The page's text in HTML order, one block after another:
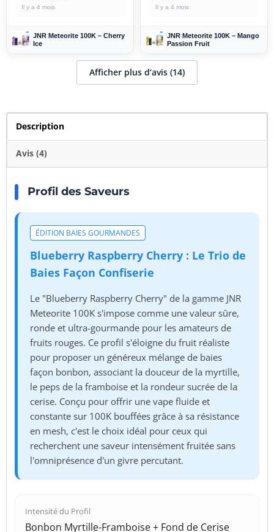
Il y a 4 mois
JNR Meteorite 100K – Cherry
Ice
Il y a 4 mois
JNR Meteorite 100K – Mango
Passion Fruit
Afficher plus d‘avis (14)
Description
Avis (4)
Profil des Saveurs
ÉDITION BAIES GOURMANDES
Blueberry Raspberry Cherry : Le Trio de
Baies Façon Confiserie
Le "Blueberry Raspberry Cherry" de la gamme JNR
Meteorite 100K s'impose comme une valeur sûre,
ronde et ultra-gourmande pour les amateurs de
fruits rouges. Ce profil s'éloigne du fruit réaliste
pour proposer un généreux mélange de baies
façon bonbon, associant la douceur de la myrtille,
le peps de la framboise et la rondeur sucrée de la
cerise. Conçu pour offrir une vape fluide et
constante sur 100K bouffées grâce à sa résistance
en mesh, c'est le choix idéal pour ceux qui
recherchent une saveur intensément fruitée sans
l'omniprésence d'un givre percutant.
Intensité du Profil
Bonbon Myrtille-Framboise + Fond de Cerise